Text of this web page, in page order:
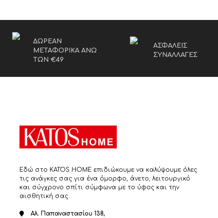
ΔΩΡΕΑΝ
ΜΕΤΑΦΟΡΙΚΑ ΑΝΩ
ΤΩΝ €49
ΑΣΦΑΛΕΙΣ
ΣΥΝΑΛΛΑΓΕΣ
Εδώ στο KATOS HOME επιδιώκουμε να καλύψουμε όλες
τις ανάγκες σας για ένα όμορφο, άνετο, λειτουργικό
και σύγχρονο σπίτι σύμφωνα με το ύφος και την
αισθητική σας.
Αλ. Παπαναστασίου 138,